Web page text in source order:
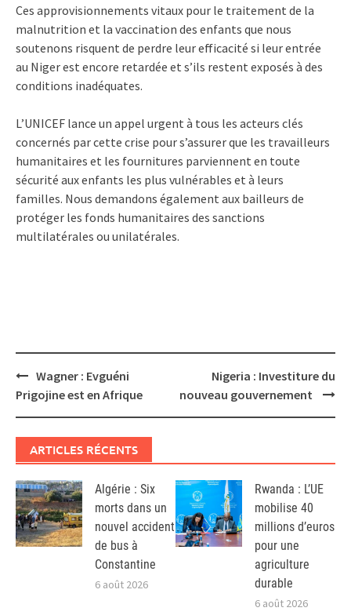
Ces approvisionnements vitaux pour le traitement de la
malnutrition et la vaccination des enfants que nous
soutenons risquent de perdre leur efficacité si leur entrée
au Niger est encore retardée et s’ils restent exposés à des
conditions inadéquates.
L’UNICEF lance un appel urgent à tous les acteurs clés
concernés par cette crise pour s’assurer que les travailleurs
humanitaires et les fournitures parviennent en toute
sécurité aux enfants les plus vulnérables et à leurs
familles. Nous demandons également aux bailleurs de
protéger les fonds humanitaires des sanctions
multilatérales ou unilatérales.
Post
navigation
Wagner : Evguéni
Prigojine est en Afrique
Nigeria : Investiture du
nouveau gouvernement
ARTICLES RÉCENTS
Algérie : Six
morts dans un
nouvel accident
de bus à
Constantine
6 août 2026
Rwanda : L’UE
mobilise 40
millions d’euros
pour une
agriculture
durable
6 août 2026